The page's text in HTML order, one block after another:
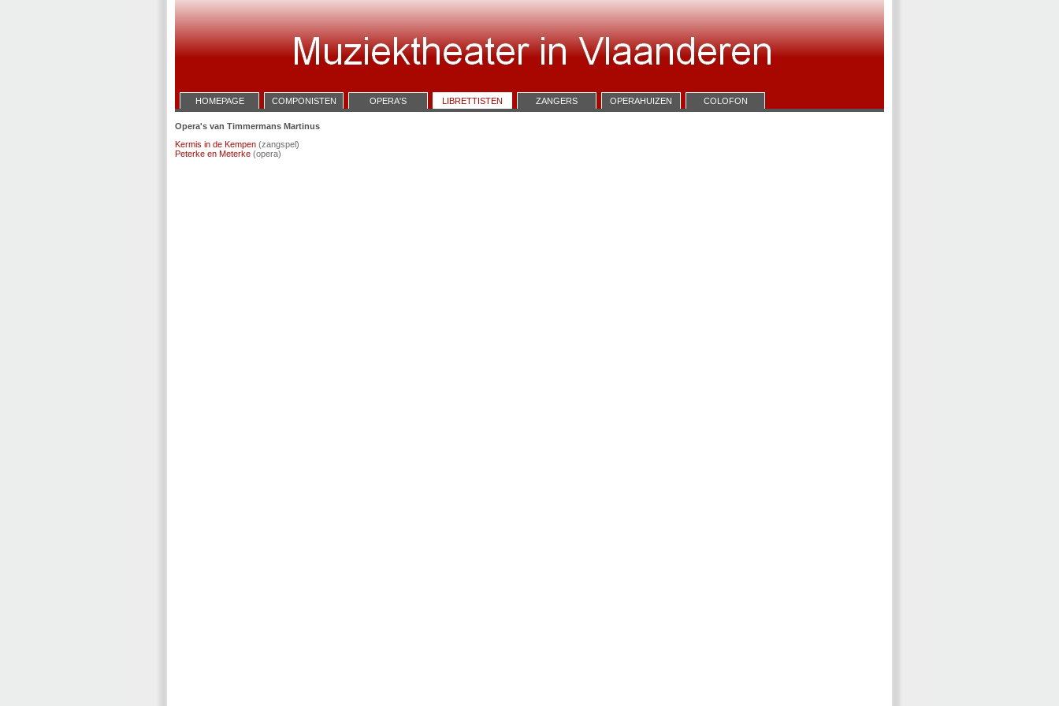
HOMEPAGE COMPONISTEN OPERA'S LIBRETTISTEN ZANGERS OPERAHUIZEN COLOFON
Opera's van Timmermans Martinus
Kermis in de Kempen (zangspel)
Peterke en Meterke (opera)